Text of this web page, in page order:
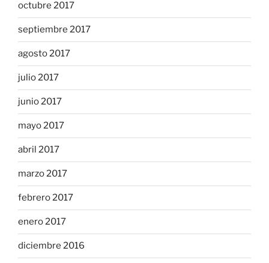
octubre 2017
septiembre 2017
agosto 2017
julio 2017
junio 2017
mayo 2017
abril 2017
marzo 2017
febrero 2017
enero 2017
diciembre 2016